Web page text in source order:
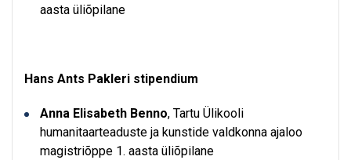
aasta üliõpilane
Hans Ants Pakleri stipendium
Anna Elisabeth Benno, Tartu Ülikooli
humanitaarteaduste ja kunstide valdkonna ajaloo
magistriõppe 1. aasta üliõpilane